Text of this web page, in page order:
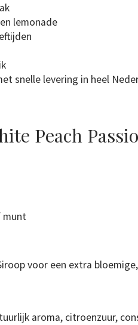
lemonade
snelle levering in heel
Peach
munt
voor een extra
aroma, citroenzuur,